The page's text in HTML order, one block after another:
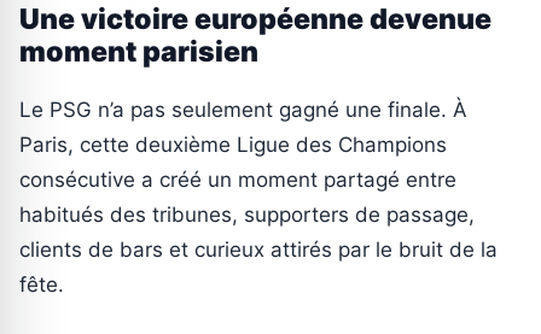
Une victoire européenne devenue
moment parisien
Le PSG n’a pas seulement gagné une finale. À
Paris, cette deuxième Ligue des Champions
consécutive a créé un moment partagé entre
habitués des tribunes, supporters de passage,
clients de bars et curieux attirés par le bruit de la
fête.